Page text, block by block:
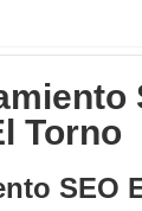
Torno
SEO